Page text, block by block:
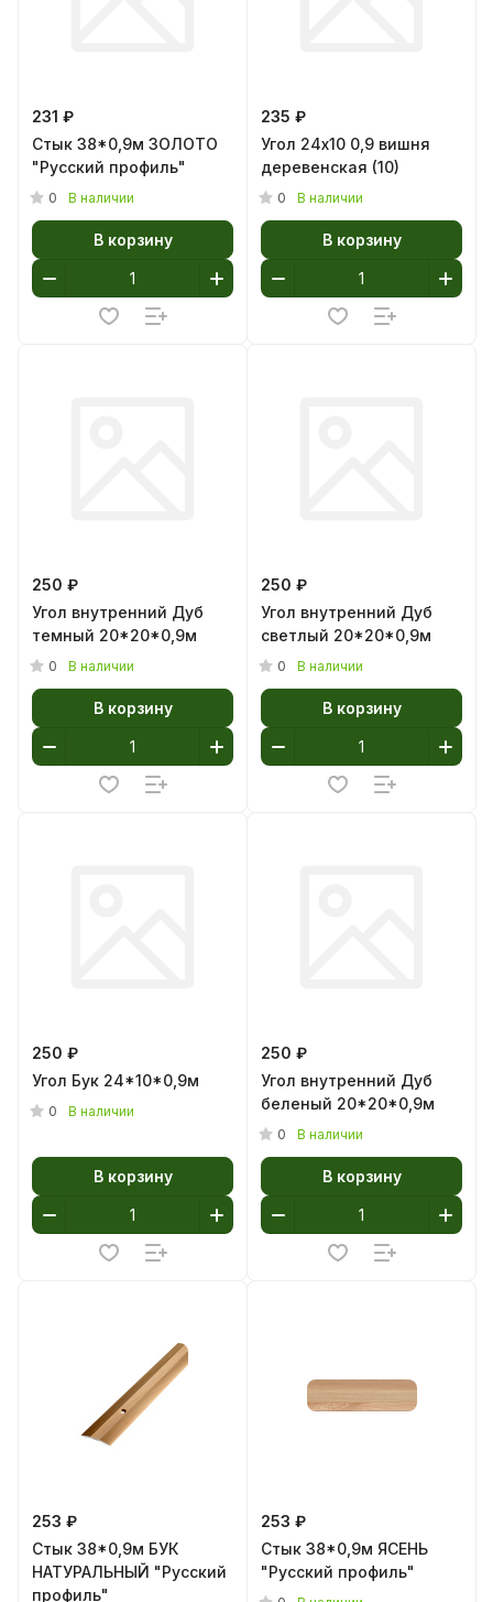
231 ₽
Стык 38*0,9м ЗОЛОТО
"Русский профиль"
0 В наличии
В корзину
235 ₽
Угол 24х10 0,9 вишня
деревенская (10)
0 В наличии
В корзину
250 ₽
Угол внутренний Дуб
темный 20*20*0,9м
0 В наличии
В корзину
250 ₽
Угол внутренний Дуб
светлый 20*20*0,9м
0 В наличии
В корзину
250 ₽
Угол Бук 24*10*0,9м
0 В наличии
В корзину
250 ₽
Угол внутренний Дуб
беленый 20*20*0,9м
0 В наличии
В корзину
253 ₽
Стык 38*0,9м БУК
НАТУРАЛЬНЫЙ "Русский
профиль"
253 ₽
Стык 38*0,9м ЯСЕНЬ
"Русский профиль"